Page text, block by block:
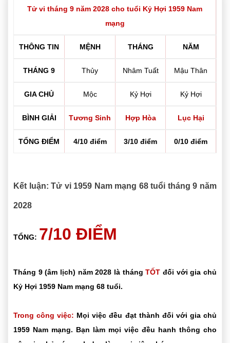
Tử vi tháng 9 năm 2028 cho tuổi Kỷ Hợi 1959 Nam
mạng
THÔNG TIN MỆNH THÁNG NĂM
THÁNG 9 Thủy Nhâm Tuất Mậu Thân
GIA CHỦ Mộc Kỷ Hợi Kỷ Hợi
BÌNH GIẢI Tương Sinh Hợp Hòa Lục Hại
TỔNG ĐIỂM 4/10 điểm 3/10 điểm 0/10 điểm
Kết luận: Tử vi 1959 Nam mạng 68 tuổi tháng 9 năm
2028
TỔNG: 7/10 ĐIỂM
Tháng 9 (âm lịch) năm 2028 là thángTỐT đối với gia chủ
Kỷ Hợi 1959 Nam mạng 68 tuổi.
Trong công việc: Mọi việc đều đạt thành đối với gia chủ
1959 Nam mạng. Bạn làm mọi việc đều hanh thông cho